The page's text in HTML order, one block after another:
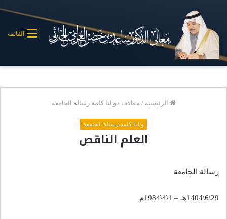
القائمة
الرئيسية / مقالات / و لنا كلمة رسالة الجامعة
و لنا كلمة رسالة الجامعة
العلم الناقص
رسالة الجامعة
29\6\1404هـ – 1\4\1984م